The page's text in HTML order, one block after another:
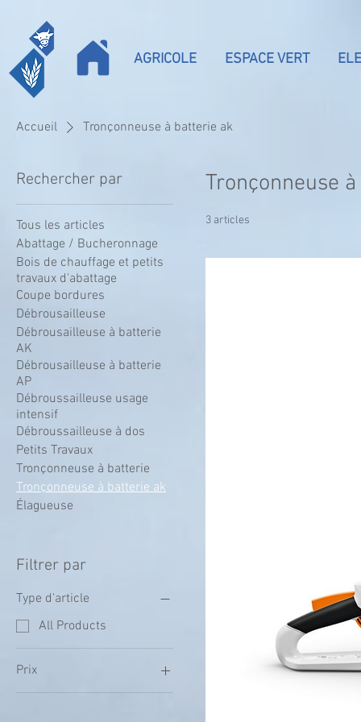
AGRICOLE ESPACE VERT
Accueil Tronçonneuse à batterie ak
Rechercher par
Tous les articles
Abattage / Bucheronnage
Bois de chauffage et petits
travaux d'abattage
Coupe bordures
Débrousailleuse
Débrousailleuse à batterie
AK
Débrousailleuse à batterie
AP
Débroussailleuse usage
intensif
Débroussailleuse à dos
Petits Travaux
Tronçonneuse à batterie
Tronçonneuse à batterie ak
Élagueuse
Filtrer par
Type d'article
All Products
Prix
Tronçonneuse
3 articles